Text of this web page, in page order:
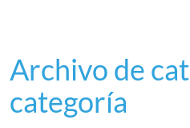
Archivo de
categoría
30 marzo, 2023